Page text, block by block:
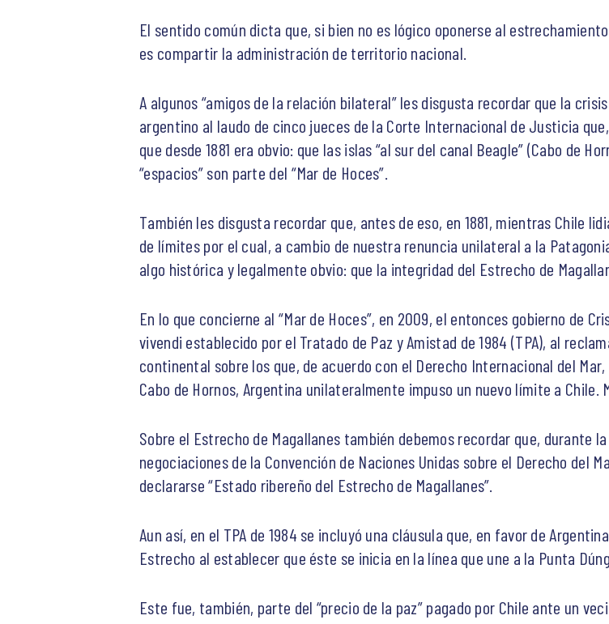
El sentido común dicta que, si bien no es lógico oponerse al
es compartir la administración de territorio nacional.
A algunos “amigos de la relación bilateral” les disgusta recordar que la
argentino al laudo de cinco jueces de la Corte Internacional de Justicia
que desde 1881 era obvio: que las islas “al sur del canal Beagle” (Cabo de
“espacios” son parte del “Mar de Hoces”.
También les disgusta recordar que, antes de eso, en 1881, mientras Chile
de límites por el cual, a cambio de nuestra renuncia unilateral a la
algo histórica y legalmente obvio: que la integridad del Estrecho de
En lo que concierne al “Mar de Hoces”, en 2009, el entonces gobierno de
vivendi establecido por el Tratado de Paz y Amistad de 1984 (TPA), al
continental sobre los que, de acuerdo con el Derecho Internacional del
Cabo de Hornos, Argentina unilateralmente impuso un nuevo límite a Chile.
Sobre el Estrecho de Magallanes también debemos recordar que, durante
negociaciones de la Convención de Naciones Unidas sobre el Derecho del
declararse “Estado ribereño del Estrecho de Magallanes”.
Aun así, en el TPA de 1984 se incluyó una cláusula que, en favor de
Estrecho al establecer que éste se inicia en la línea que une a la Punta
Este fue, también, parte del “precio de la paz” pagado por Chile ante un